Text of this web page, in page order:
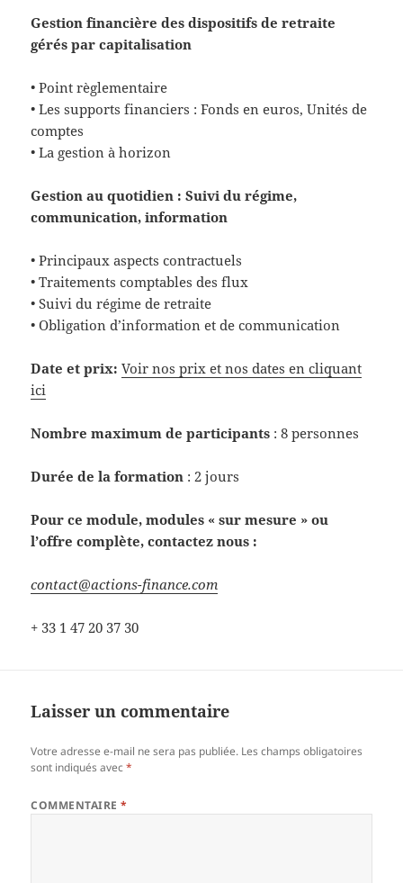
Gestion financière des dispositifs de retraite
gérés par capitalisation
• Point règlementaire
• Les supports financiers : Fonds en euros, Unités de
comptes
• La gestion à horizon
Gestion au quotidien : Suivi du régime,
communication, information
• Principaux aspects contractuels
• Traitements comptables des flux
• Suivi du régime de retraite
• Obligation d’information et de communication
Date et prix: Voir nos prix et nos dates en cliquant
ici
Nombre maximum de participants : 8 personnes
Durée de la formation : 2 jours
Pour ce module, modules « sur mesure » ou
l’offre complète, contactez nous :
contact@actions-finance.com
+ 33 1 47 20 37 30
Laisser un commentaire
Votre adresse e-mail ne sera pas publiée. Les champs obligatoires
sont indiqués avec*
COMMENTAIRE*